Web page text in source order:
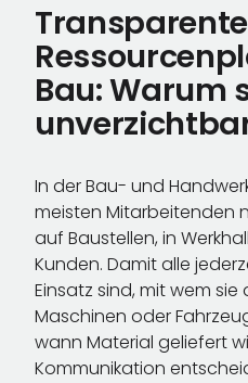
Transparente
Bau: Warum
In der Bau- und
meisten Mitarbeitenden
auf Baustellen, in
Kunden. Damit alle
Einsatz sind, mit wem
Maschinen oder
wann Material geliefert
Kommunikation